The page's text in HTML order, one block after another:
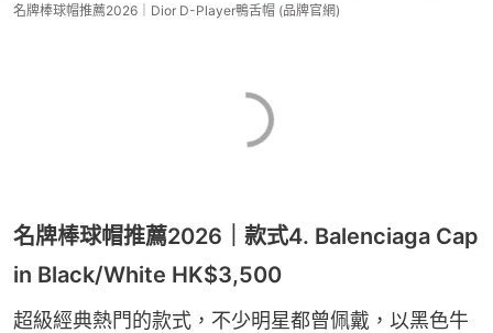
名牌棒球帽推薦2026｜Dior D-Player鴨舌帽 (品牌官網)
名牌棒球帽推薦2026｜款式4. Balenciaga Cap
in Black/White HK$3,500
超級經典熱門的款式，不少明星都曾佩戴，以黑色牛